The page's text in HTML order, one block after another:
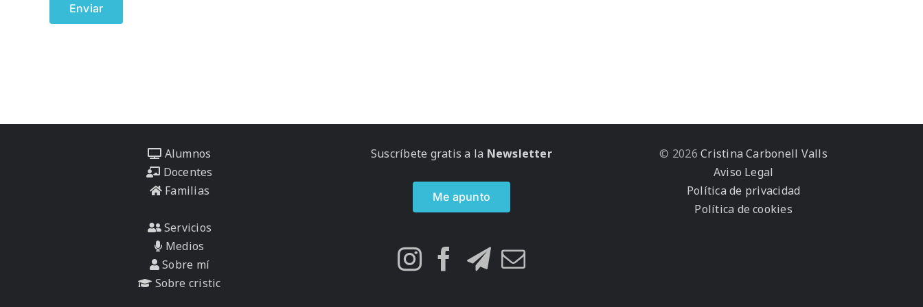
Alumnos
Docentes
Familias
Servicios
Medios
Sobre mí
Sobre cristic
Suscríbete gratis a la Newsletter
Me apunto
© 2026 Cristina Carbonell Valls
Aviso Legal
Política de privacidad
Política de cookies